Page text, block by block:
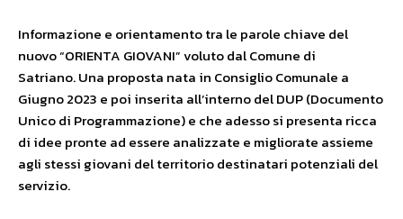
Informazione e orientamento tra le parole chiave del
nuovo “ORIENTA GIOVANI” voluto dal Comune di
Satriano. Una proposta nata in Consiglio Comunale a
Giugno 2023 e poi inserita all’interno del DUP (Documento
Unico di Programmazione) e che adesso si presenta ricca
di idee pronte ad essere analizzate e migliorate assieme
agli stessi giovani del territorio destinatari potenziali del
servizio.